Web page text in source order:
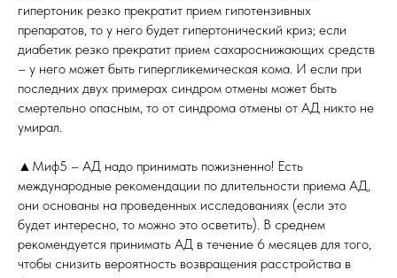
гипертоник резко прекратит прием гипотензивных
препаратов, то у него будет гипертонический криз; если
диабетик резко прекратит прием сахароснижающих средств
– у него может быть гипергликемическая кома. И если при
последних двух примерах синдром отмены может быть
смертельно опасным, то от синдрома отмены от АД никто не
умирал.
▲Миф5 – АД надо принимать пожизненно! Есть
международные рекомендации по длительности приема АД,
они основаны на проведенных исследованиях (если это
будет интересно, то можно это осветить). В среднем
рекомендуется принимать АД в течение 6 месяцев для того,
чтобы снизить вероятность возвращения расстройства в